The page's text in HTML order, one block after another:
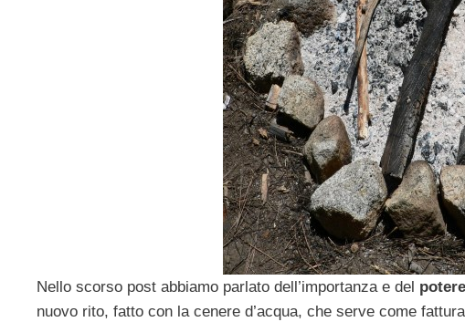
Nello scorso post abbiamo parlato dell’importanza e del
nuovo rito, fatto con la cenere d’acqua, che serve come